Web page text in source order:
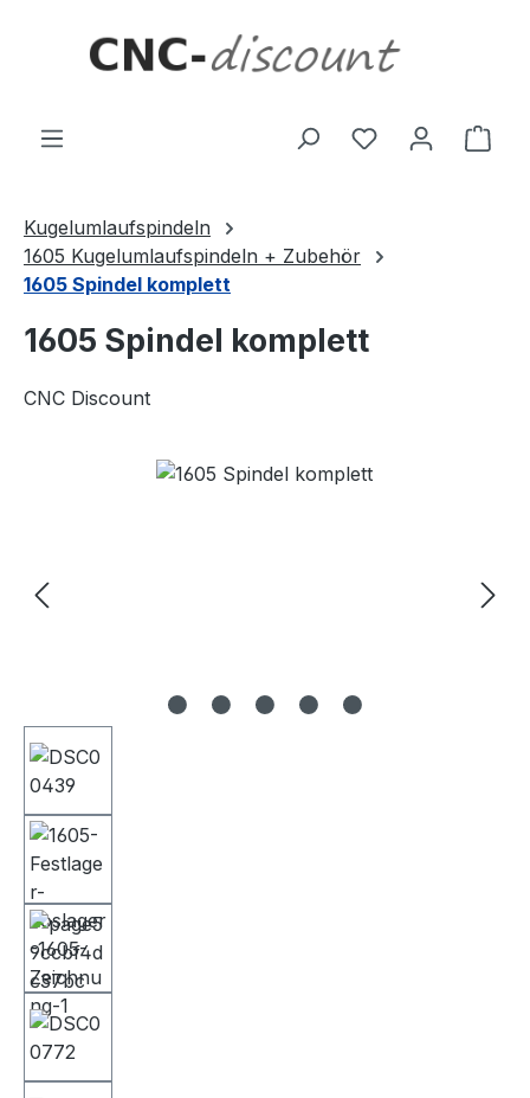
Kugelumlaufspindeln
1605 Kugelumlaufspindeln + Zubehör
1605 Spindel komplett
1605 Spindel komplett
CNC Discount
Bildergalerie überspringen